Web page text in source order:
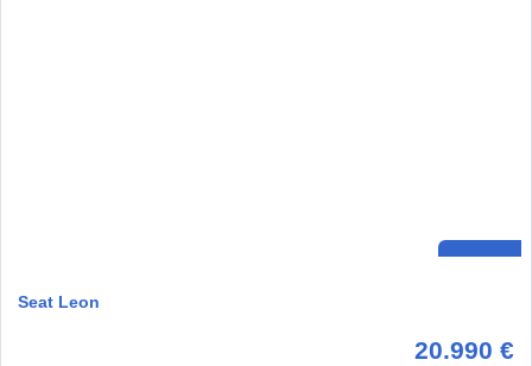
Seat Leon
20.990 €